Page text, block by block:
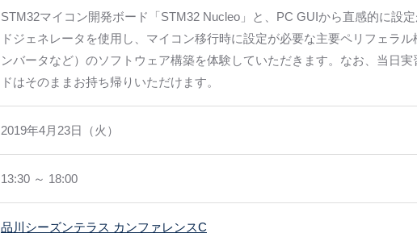
STM32マイコン開発ボード「STM32 Nucleo」と、PC GUIから直感的に設
ドジェネレータを使用し、マイコン移行時に設定が必要な主要ペリフェラ
ンバータなど）のソフトウェア構築を体験していただきます。なお、当日
ドはそのままお持ち帰りいただけます。
2019年4月23日（火）
13:30 ～ 18:00
品川シーズンテラス カンファレンスC